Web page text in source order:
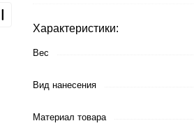
Характеристики:
Вес
Вид нанесения
Материал товара